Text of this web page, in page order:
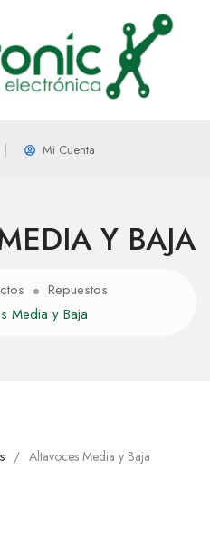
Mi Cuenta
Y BAJA
Repuestos
Media y Baja
Altavoces Media y Baja